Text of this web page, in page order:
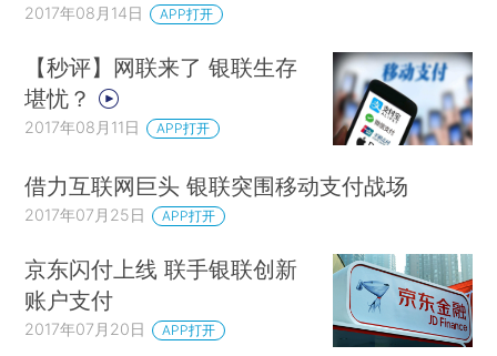
2017年08月14日 APP打开
【秒评】网联来了 银联生存
堪忧？
2017年08月11日 APP打开
借力互联网巨头 银联突围移动支付战场
2017年07月25日 APP打开
京东闪付上线 联手银联创新
账户支付
2017年07月20日 APP打开